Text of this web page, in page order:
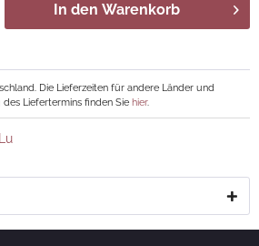
In den Warenkorb
Die Lieferzeiten für andere Länder und
Liefertermins finden Sie hier.